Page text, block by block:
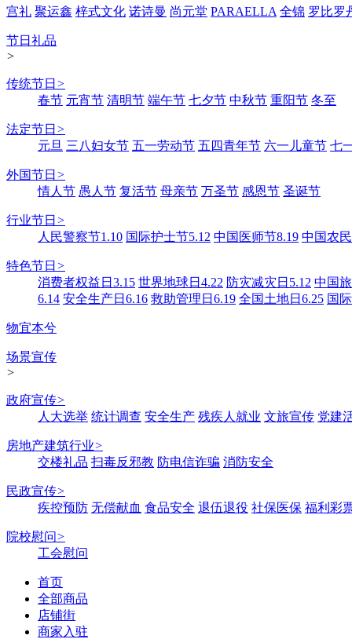
宫礼 聚运鑫 梓式文化 诺诗曼 尚元堂 PARAELLA 全锦 罗比罗
节日礼品
>
传统节日 >
春节 元宵节 清明节 端午节 七夕节 中秋节 重阳节 冬至
法定节日 >
元旦 三八妇女节 五一劳动节 五四青年节 六一儿童节 七
外国节日 >
情人节 愚人节 复活节 母亲节 万圣节 感恩节 圣诞节
行业节日 >
人民警察节1.10 国际护士节5.12 中国医师节8.19 中国农
特色节日 >
消费者权益日3.15 世界地球日4.22 防灾减灾日5.12 中国
6.14 安全生产日6.16 救助管理日6.19 全国土地日6.25 国
物宜本兮
场景宣传
>
政府宣传>
人大选举 统计调查 安全生产 残疾人就业 文旅宣传 党建
房地产建筑行业>
交楼礼品 扫毒反邪教 防电信诈骗 消防安全
民政宣传>
疾控预防 无偿献血 食品安全 退伍退役 社保医保 福利彩
院校慰问>
工会慰问
首页
全部商品
店铺街
商家入驻